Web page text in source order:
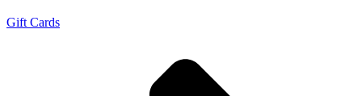
Gift Cards